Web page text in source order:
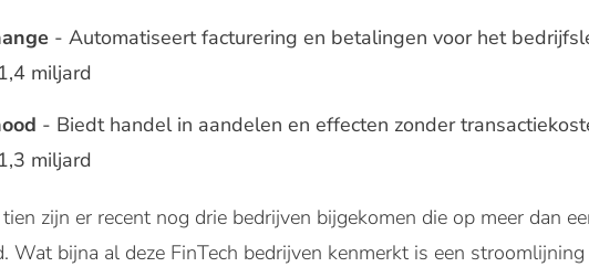
- Automatiseert facturering en betalingen voor het
miljard
- Biedt handel in aandelen en effecten zonder
miljard
zijn er recent nog drie bedrijven bijgekomen die op meer dan
Wat bijna al deze FinTech bedrijven kenmerkt is een